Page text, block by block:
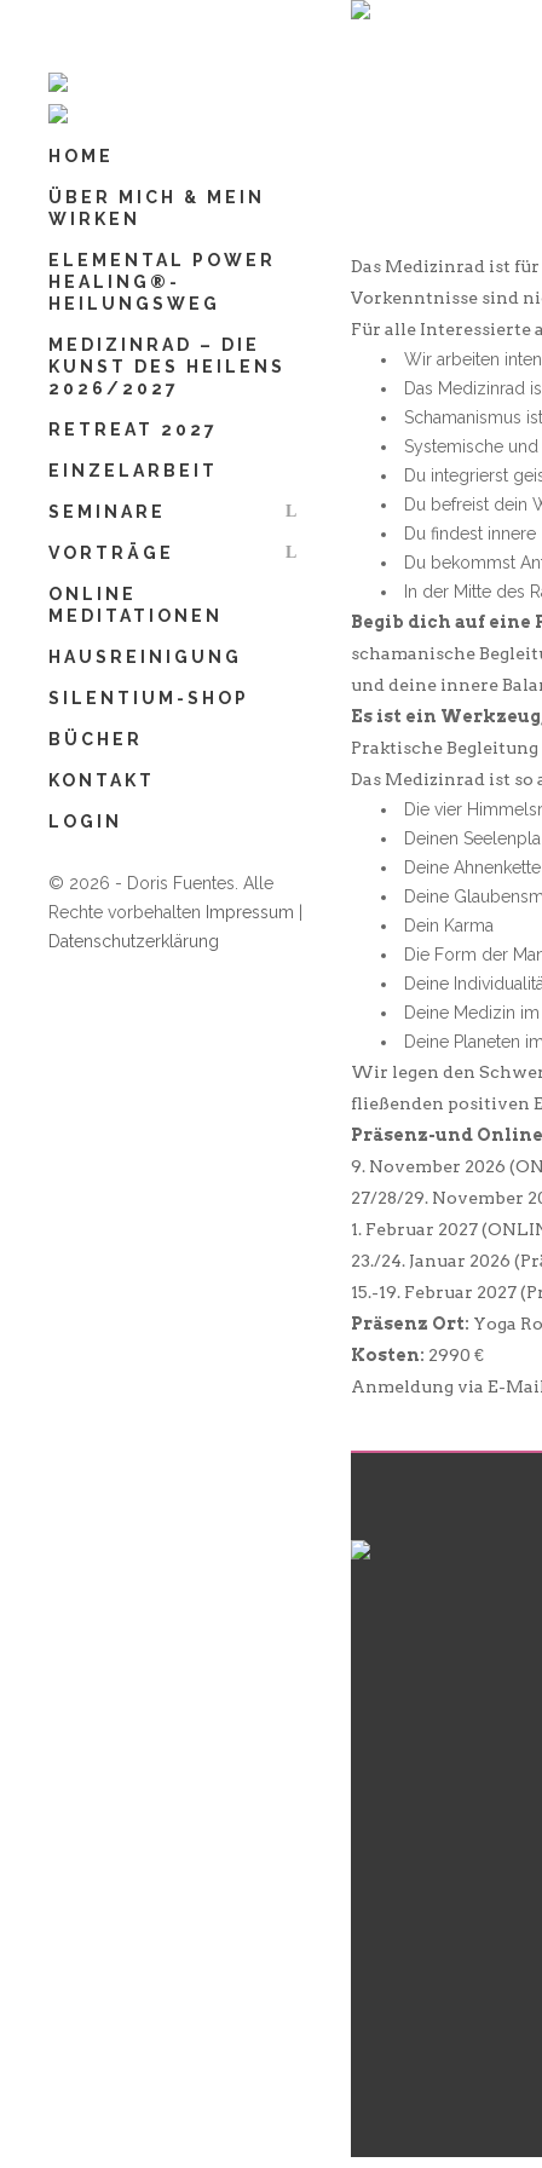
HOME
ÜBER MICH & MEIN
WIRKEN
ELEMENTAL POWER
HEALING®-
HEILUNGSWEG
MEDIZINRAD – DIE
KUNST DES HEILENS
2026/2027
RETREAT 2027
EINZELARBEIT
SEMINARE
VORTRÄGE
ONLINE
MEDITATIONEN
HAUSREINIGUNG
SILENTIUM-SHOP
BÜCHER
KONTAKT
LOGIN
© 2026 - Doris Fuentes. Alle
Rechte vorbehalten Impressum
Datenschutzerklärung
Das Medizinrad ist
Vorkenntnisse sind
Für alle Interessierte
Wir arbeiten
Das Medizinrad
Schamanismus
Systemische
Du integrierst
Du befreist dein
Du findest
Du bekommst
In der Mitte des
Begib dich auf eine
schamanische
und deine innere
Es ist ein
Praktische
Das Medizinrad ist so
Die vier
Deinen
Deine
Deine
Dein Karma
Die Form der
Deine
Deine Medizin
Deine Planeten
Wir legen den
fließenden positiven
Präsenz-und
9. November 2026
27/28/29. November
1. Februar 2027
23./24. Januar 2026
15.-19. Februar 2027
Präsenz Ort: Yoga
Kosten: 2990 €
Anmeldung via E-
Deine E-Mail-Adresse
Deine Mobilnummer
Layout Layout Nachname
Ich bin damit einverstanden, dass Doris Fuentes
mir Newsletter und Informationen per Email
zusenden darf und ich stimme der
Datenschutzerklärung zu. Die Einwilligung kann
jederzeit per Abmelde-Link im Newsletter
widerrufen werden.
Ich bin damit einverstanden, dass mir wichtige
Updates und Erinnerungen zum Retreat per
WhatsApp zugesendet werden, damit ich
Jetzt anmelden